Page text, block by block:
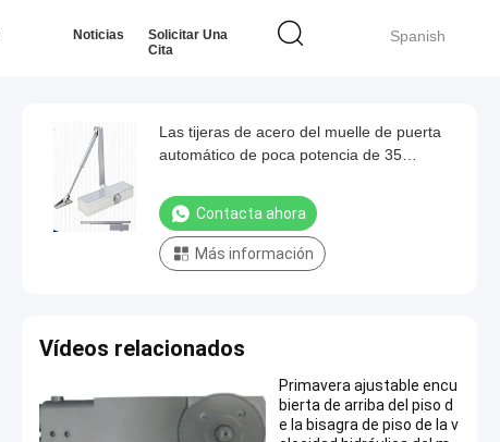
Spanish
Noticias
Solicitar Una
Cita
Las tijeras de acero del muelle de puerta
automático de poca potencia de 35
de la puerta encubren
Contacta ahora
Más información
Vídeos relacionados
Primavera ajustable encu
bierta de arriba del piso d
e la bisagra de piso de la v